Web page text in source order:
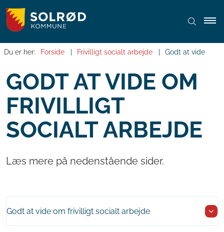
Du er her: Forside Frivilligt socialt arbejde Godt at vide
GODT AT VIDE OM
FRIVILLIGT
SOCIALT ARBEJDE
Læs mere på nedenstående sider.
Godt at vide om frivilligt socialt arbejde